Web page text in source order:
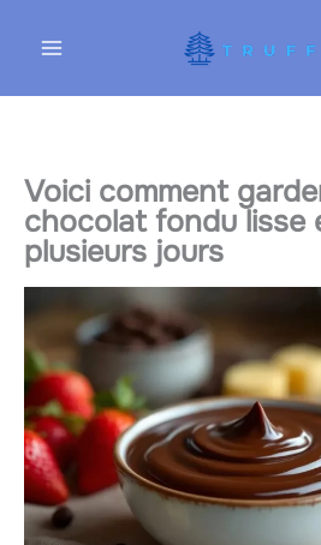
Voici comment
chocolat fondu lisse
plusieurs jours